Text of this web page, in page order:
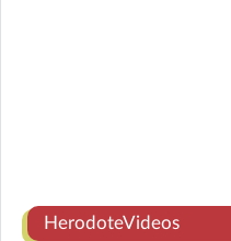
HerodoteVideos